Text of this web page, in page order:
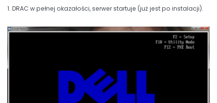
1. DRAC w pełnej okazałości, serwer startuje (już jest po instalacji).